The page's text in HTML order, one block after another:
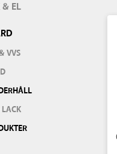
& EL
VVS